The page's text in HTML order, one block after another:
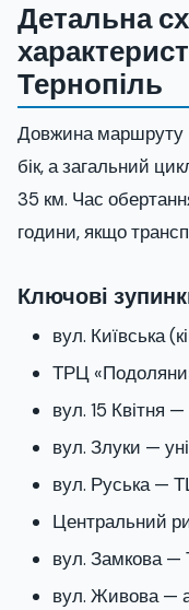
Детальна
Тернопіль
Довжина маршруту
бік, а загальний
35 км. Час
години, якщо
Ключові
вул. Київська
ТРЦ
вул. 15 Квітня
вул. Злуки —
вул. Руська —
Центральний
вул. Замкова —
вул. Живова —